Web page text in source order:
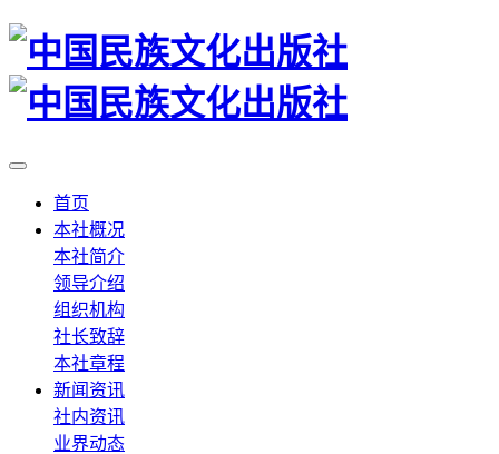
首页
本社概况
本社简介
领导介绍
组织机构
社长致辞
本社章程
新闻资讯
社内资讯
业界动态